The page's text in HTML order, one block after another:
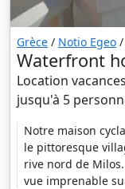
Grèce / Notio Egeo /
Waterfront
Location
jusqu'à 5
Notre maison
le pittoresque
rive nord de
vue imprenable